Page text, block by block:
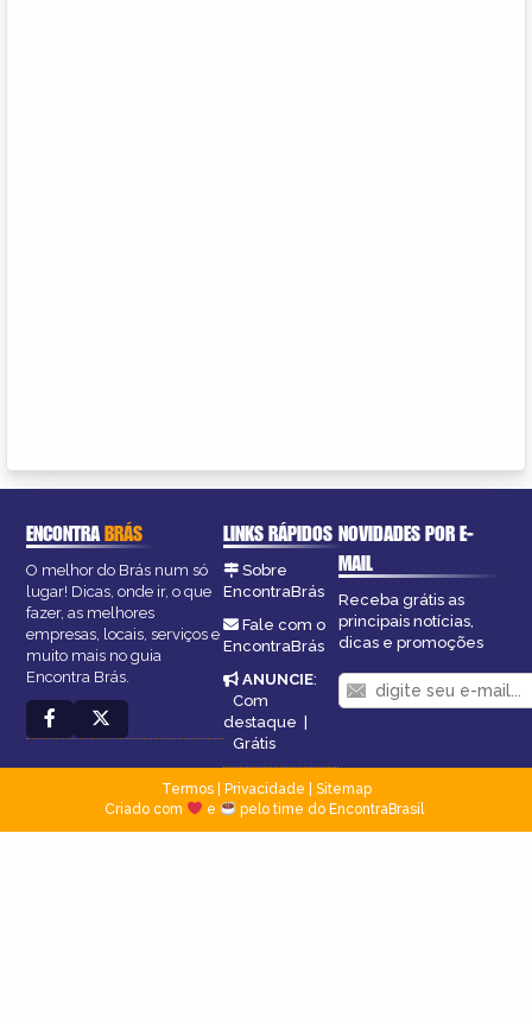
ENCONTRABRÁS
O melhor do Brás num só
lugar! Dicas, onde ir, o que
fazer, as melhores
empresas, locais, serviços e
muito mais no guia
Encontra Brás.
LINKS RÁPIDOS
Sobre
EncontraBrás
Fale com o
EncontraBrás
ANUNCIE:
Com
destaque |
Grátis
NOVIDADES POR E-
MAIL
Receba grátis as
principais notícias,
dicas e promoções
Termos| Privacidade
Sitemap
Criado com
e pelo time do EncontraBrasil